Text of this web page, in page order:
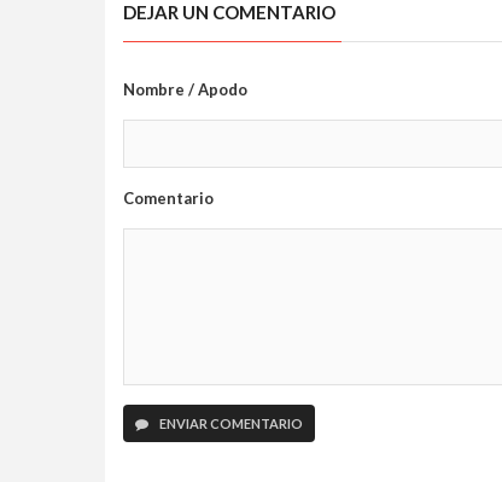
DEJAR UN COMENTARIO
Nombre / Apodo
Comentario
ENVIAR COMENTARIO